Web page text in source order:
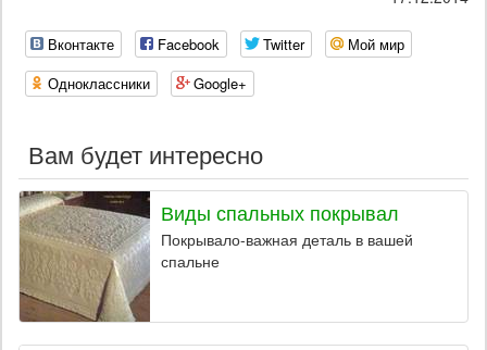
Вконтакте Facebook Twitter
Мой мир
Одноклассники
Google+
Вам будет интересно
Виды спальных покрывал
Покрывало-важная деталь в вашей
спальне